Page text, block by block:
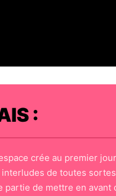
:
crée au premier
de toutes
partie de mettre en avant